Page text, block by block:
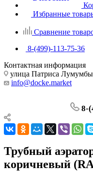
Избранные
Сравнение
8-(499)-113-75-36
Контактная информация
улица Патриса
info@docke.market
8-
Трубный
коричневый